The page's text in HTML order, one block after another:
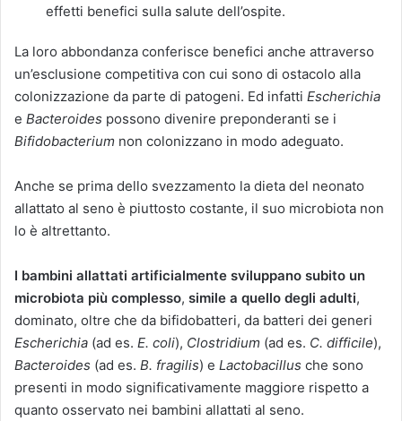
effetti benefici sulla salute dell’ospite.
La loro abbondanza conferisce benefici anche attraverso
un’esclusione competitiva con cui sono di ostacolo alla
colonizzazione da parte di patogeni. Ed infatti Escherichia
e Bacteroides possono divenire preponderanti se i
Bifidobacterium non colonizzano in modo adeguato.
Anche se prima dello svezzamento la dieta del neonato
allattato al seno è piuttosto costante, il suo microbiota non
lo è altrettanto.
I bambini allattati artificialmente sviluppano subito un
microbiota più complesso, simile a quello degli adulti,
dominato, oltre che da bifidobatteri, da batteri dei generi
Escherichia (ad es. E. coli), Clostridium (ad es. C. difficile),
Bacteroides (ad es. B. fragilis) e Lactobacillus che sono
presenti in modo significativamente maggiore rispetto a
quanto osservato nei bambini allattati al seno.